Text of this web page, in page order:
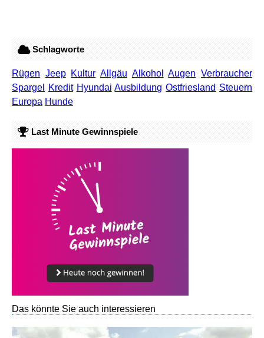
Schlagworte
Rügen Jeep Kultur Allgäu Alkohol Augen Verbraucher
Spargel
Kredit Hyundai Ausbildung Ostfriesland Steuern
Europa Hunde
Last Minute Gewinnspiele
Das könnte Sie auch interessieren